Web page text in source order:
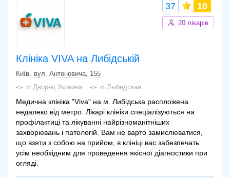
Клініка VIVA на Либідській
37 10
20 лікарів
Київ
вул. Антоновича, 155
м.Дворец Украина
м.Лыбедская
Медична клініка "Viva" на м. Либідська распложена
недалеко від метро. Лікарі клініки спеціалізуються на
профілактиці та лікуванні найрізноманітніших
захворювань і патологій. Вам не варто замислюватися,
що взяти з собою на прийом, в клініці вас забезпечать
усім необхідним для проведення якісної діагностики при
огляді.